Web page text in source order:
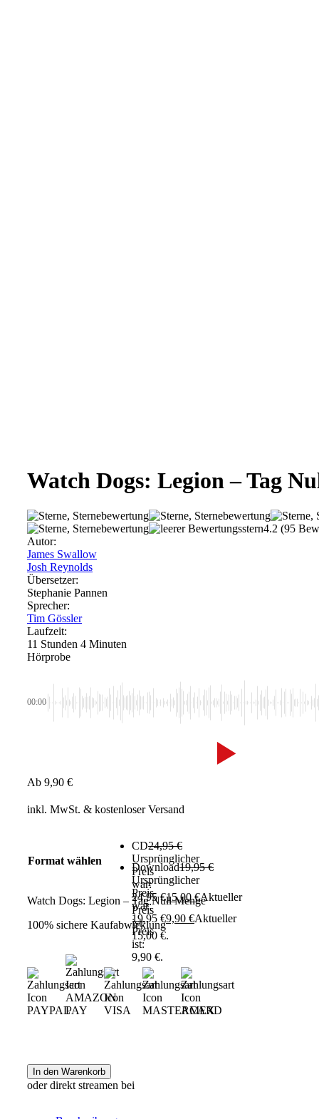
Watch Dogs: Legion – Tag
4.2 (95
Autor:
James Swallow
Josh Reynolds
Übersetzer:
Stephanie Pannen
Sprecher:
Tim Gössler
Laufzeit:
11 Stunden 4 Minuten
Hörprobe
00:00
Ab 9,90 €
inkl. MwSt. & kostenloser Versand
Format wählen
CD24,95€
Ursprünglicher
Preis
war:
24,95 €15,00€Aktueller
Preis
ist:
15,00 €.
Download19,95€
Ursprünglicher
Preis
war:
19,95 €9,90 €Aktueller
Preis
ist:
9,90 €.
Watch Dogs: Legion – Tag Null Menge
100% sichere Kaufabwicklung
In den Warenkorb
oder direkt streamen bei